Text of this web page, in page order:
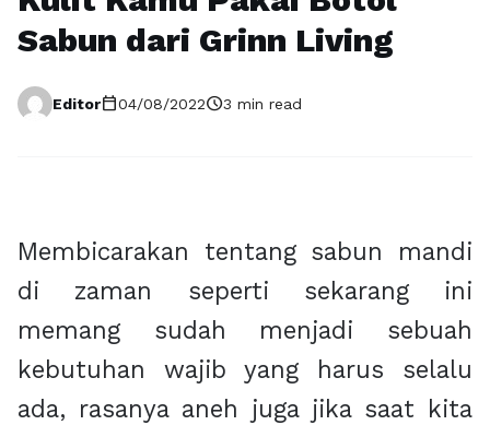
Sabun dari Grinn Living
Editorcalendar_today04/08/2022schedule3 min read
Membicarakan tentang sabun mandi
di zaman seperti sekarang ini
memang sudah menjadi sebuah
kebutuhan wajib yang harus selalu
ada, rasanya aneh juga jika saat kita